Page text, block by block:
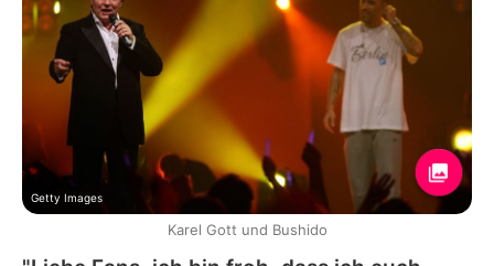
Getty Images
Karel Gott und Bushido